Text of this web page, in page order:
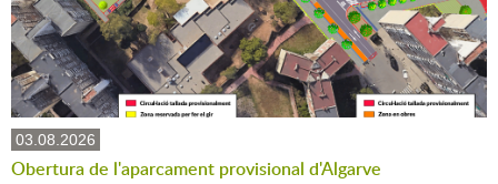
03.08.2026
Obertura de l'aparcament provisional d'Algarve